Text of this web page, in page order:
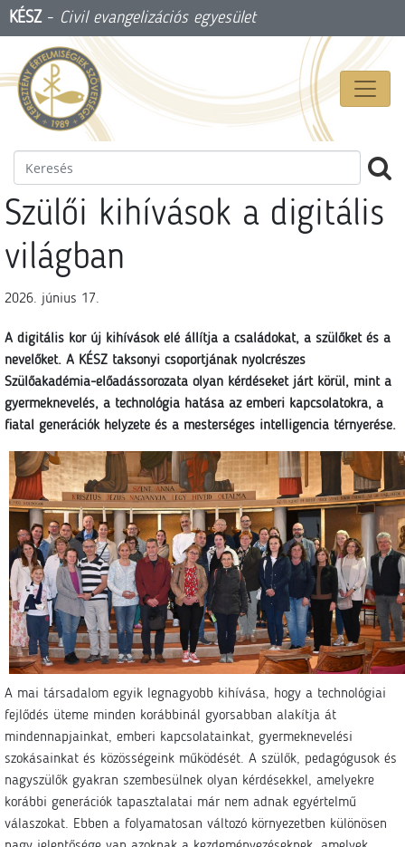
KÉSZ- Civil evangelizációs egyesület
Szülői kihívások a digitális
világban
2026. június 17.
A digitális kor új kihívások elé állítja a családokat, a szülőket és a
nevelőket. A KÉSZ taksonyi csoportjának nyolcrészes
Szülőakadémia-előadássorozata olyan kérdéseket járt körül, mint a
gyermeknevelés, a technológia hatása az emberi kapcsolatokra, a
fiatal generációk helyzete és a mesterséges intelligencia térnyerése.
A mai társadalom egyik legnagyobb kihívása, hogy a technológiai
fejlődés üteme minden korábbinál gyorsabban alakítja át
mindennapjainkat, emberi kapcsolatainkat, gyermeknevelési
szokásainkat és közösségeink működését. A szülők, pedagógusok és
nagyszülők gyakran szembesülnek olyan kérdésekkel, amelyekre
korábbi generációk tapasztalatai már nem adnak egyértelmű
válaszokat. Ebben a folyamatosan változó környezetben különösen